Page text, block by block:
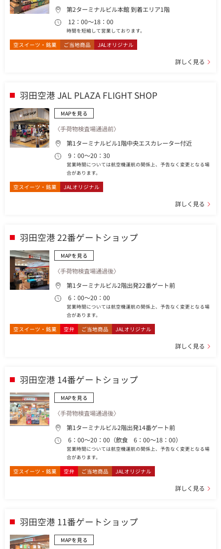
第2ターミナルビル本館 到着エリア1階
12：00～18：00
時間を短縮して営業しております。
空スイーツ・銘菓 ご当地商品 JALオリジナル
詳しく見る
羽田空港 JAL PLAZA FLIGHT SHOP
MAPを見る
〈手荷物検査場通過前〉
第1ターミナルビル1階中央エスカレーター付近
9：00～20：30
営業時間については航空機運航の関係上、予告なく変更となる場
合があります。
空スイーツ・銘菓 JALオリジナル
詳しく見る
羽田空港 22番ゲートショップ
MAPを見る
〈手荷物検査場通過後〉
第1ターミナルビル2階出発22番ゲート前
6：00～20：00
営業時間については航空機運航の関係上、予告なく変更となる場
合があります。
空スイーツ・銘菓 空弁 ご当地商品 JALオリジナル
詳しく見る
羽田空港 14番ゲートショップ
MAPを見る
〈手荷物検査場通過後〉
第1ターミナルビル2階出発14番ゲート前
6：00～20：00（飲食 6：00～18：00）
営業時間については航空機運航の関係上、予告なく変更となる場
合があります。
空スイーツ・銘菓 空弁 ご当地商品 JALオリジナル
詳しく見る
羽田空港 11番ゲートショップ
MAPを見る